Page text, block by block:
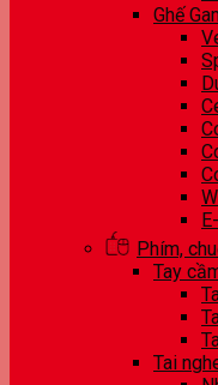
Ghế
Phím,
Tay
Tai